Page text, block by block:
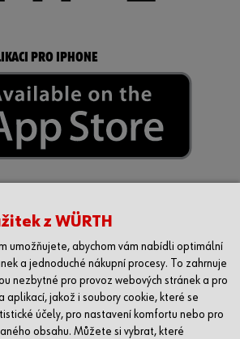
PRO IPHONE
z WÜRTH
umožňujete, abychom vám nabídli optimální
a jednoduché nákupní procesy. To zahrnuje
nezbytné pro provoz webových stránek a pro
aplikací, jakož i soubory cookie, které se
účely, pro nastavení komfortu nebo pro
obsahu. Můžete si vybrat, které